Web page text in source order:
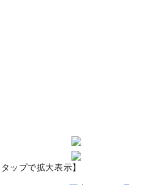
タップで拡大表示】